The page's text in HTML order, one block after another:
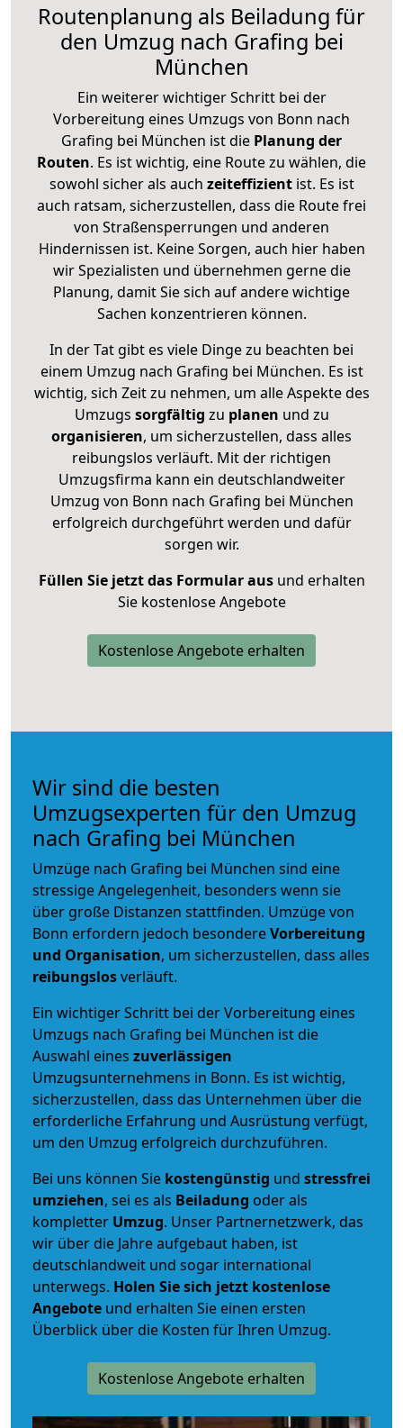
Routenplanung als Beiladung für
den Umzug nach Grafing bei
München
Ein weiterer wichtiger Schritt bei der
Vorbereitung eines Umzugs von Bonn nach
Grafing bei München ist die Planung der
Routen. Es ist wichtig, eine Route zu wählen, die
sowohl sicher als auch zeiteffizientist. Es ist
auch ratsam, sicherzustellen, dass die Route frei
von Straßensperrungen und anderen
Hindernissen ist. Keine Sorgen, auch hier haben
wir Spezialisten und übernehmen gerne die
Planung, damit Sie sich auf andere wichtige
Sachen konzentrieren können.
In der Tat gibt es viele Dinge zu beachten bei
einem Umzug nach Grafing bei München. Es ist
wichtig, sich Zeit zu nehmen, um alle Aspekte des
Umzugs sorgfältig zu planen und zu
organisieren, um sicherzustellen, dass alles
reibungslos verläuft. Mit der richtigen
Umzugsfirma kann ein deutschlandweiter
Umzug von Bonn nach Grafing bei München
erfolgreich durchgeführt werden und dafür
sorgen wir.
Füllen Sie jetzt das Formular ausund erhalten
Sie kostenlose Angebote
Kostenlose Angebote erhalten
Wir sind die besten
Umzugsexperten für den Umzug
nach Grafing bei München
Umzüge nach Grafing bei München sind eine
stressige Angelegenheit, besonders wenn sie
über große Distanzen stattfinden. Umzüge von
Bonn erfordern jedoch besondereVorbereitung
und Organisation, um sicherzustellen, dass alles
reibungslosverläuft.
Ein wichtiger Schritt bei der Vorbereitung eines
Umzugs nach Grafing bei München ist die
Auswahl eines zuverlässigen
Umzugsunternehmens in Bonn. Es ist wichtig,
sicherzustellen, dass das Unternehmen über die
erforderliche Erfahrung und Ausrüstung verfügt,
um den Umzug erfolgreich durchzuführen.
Bei uns können Sie kostengünstig und stressfrei
umziehen, sei es als Beiladung oder als
kompletter Umzug. Unser Partnernetzwerk, das
wir über die Jahre aufgebaut haben, ist
deutschlandweit und sogar international
unterwegs. Holen Sie sich jetzt kostenlose
Angebote und erhalten Sie einen ersten
Überblick über die Kosten für Ihren Umzug.
Kostenlose Angebote erhalten